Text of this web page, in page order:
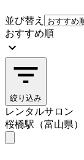
並び替え
おすすめ順
絞り込み
レンタルサロン
桜橋駅（富山県）